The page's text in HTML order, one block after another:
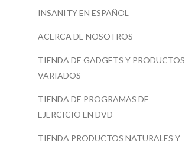
INSANITY EN ESPAÑOL
ACERCA DE NOSOTROS
TIENDA DE GADGETS Y PRODUCTOS
VARIADOS
TIENDA DE PROGRAMAS DE
EJERCICIO EN DVD
TIENDA PRODUCTOS NATURALES Y